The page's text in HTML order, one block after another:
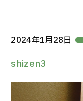
2024年1月28日
shizen3